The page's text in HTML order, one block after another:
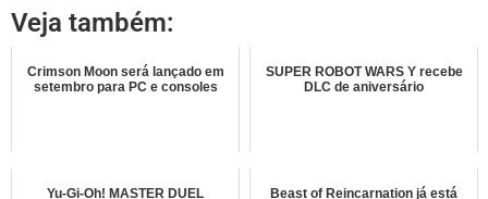
Veja também:
Crimson Moon será lançado em
setembro para PC e consoles
SUPER ROBOT WARS Y recebe
DLC de aniversário
Yu-Gi-Oh! MASTER DUEL
Beast of Reincarnation já está